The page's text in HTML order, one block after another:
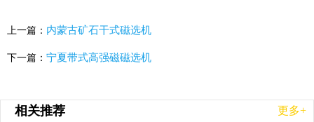
上一篇： 内蒙古矿石干式磁选机
下一篇： 宁夏带式高强磁磁选机
相关推荐 更多+